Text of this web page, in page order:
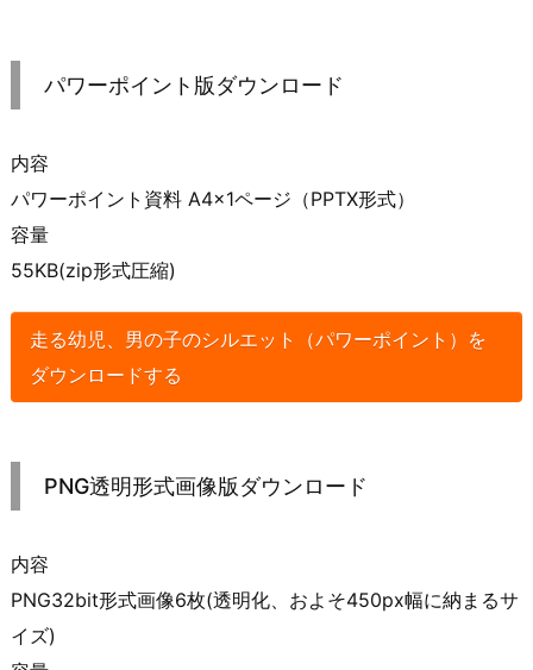
パワーポイント版ダウンロード
内容
パワーポイント資料 A4×1ページ（PPTX形式）
容量
55KB(zip形式圧縮)
走る幼児、男の子のシルエット（パワーポイント）を
ダウンロードする
PNG透明形式画像版ダウンロード
内容
PNG32bit形式画像6枚(透明化、およそ450px幅に納まるサ
イズ)